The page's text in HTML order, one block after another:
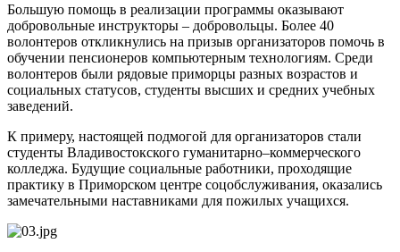
Большую помощь в реализации программы оказывают
добровольные инструкторы – добровольцы. Более 40
волонтеров откликнулись на призыв организаторов помочь в
обучении пенсионеров компьютерным технологиям. Среди
волонтеров были рядовые приморцы разных возрастов и
социальных статусов, студенты высших и средних учебных
заведений.
К примеру, настоящей подмогой для организаторов стали
студенты Владивостокского гуманитарно–коммерческого
колледжа. Будущие социальные работники, проходящие
практику в Приморском центре соцобслуживания, оказались
замечательными наставниками для пожилых учащихся.